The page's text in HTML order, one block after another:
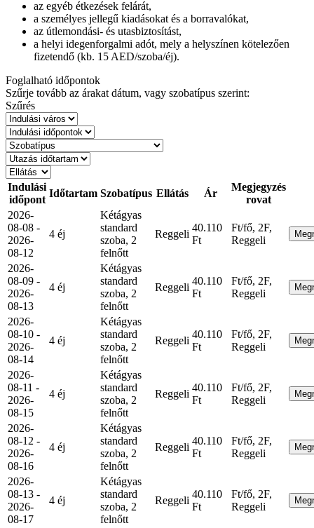
az egyéb étkezések felárát,
a személyes jellegű kiadásokat és a borravalókat,
az útlemondási- és utasbiztosítást,
a helyi idegenforgalmi adót, mely a helyszínen kötelezően
fizetendő (kb. 15 AED/szoba/éj).
Foglalható időpontok
Szűrje tovább az árakat dátum, vagy szobatípus szerint:
Szűrés
Indulási
időpont
Időtartam Szobatípus Ellátás Ár
Megjegyzés
rovat
2026-
08-08 -
2026-
08-12
4 éj
Kétágyas
standard
szoba, 2
felnőtt
Reggeli
40.110
Ft
Ft/fő, 2F,
Reggeli
2026-
08-09 -
2026-
08-13
4 éj
Kétágyas
standard
szoba, 2
felnőtt
Reggeli
40.110
Ft
Ft/fő, 2F,
Reggeli
2026-
08-10 -
2026-
08-14
4 éj
Kétágyas
standard
szoba, 2
felnőtt
Reggeli
40.110
Ft
Ft/fő, 2F,
Reggeli
2026-
08-11 -
2026-
08-15
4 éj
Kétágyas
standard
szoba, 2
felnőtt
Reggeli
40.110
Ft
Ft/fő, 2F,
Reggeli
2026-
08-12 -
2026-
08-16
4 éj
Kétágyas
standard
szoba, 2
felnőtt
Reggeli
40.110
Ft
Ft/fő, 2F,
Reggeli
2026-
08-13 -
2026-
08-17
4 éj
Kétágyas
standard
szoba, 2
felnőtt
Reggeli
40.110
Ft
Ft/fő, 2F,
Reggeli